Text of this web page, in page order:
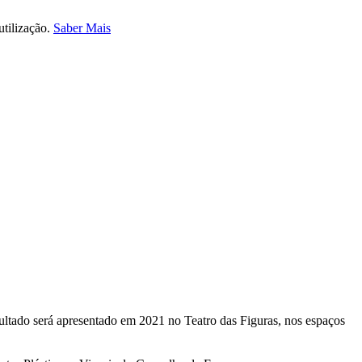
Saber Mais
será apresentado em 2021 no Teatro das Figuras, nos espaços